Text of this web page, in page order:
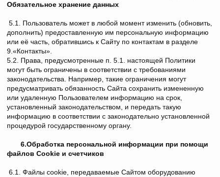
Обязательное хранение данных
5.1. Пользователь может в любой момент изменить (обновить,
дополнить) предоставленную им персональную информацию
или её часть, обратившись к Сайту по контактам в разделе
9.«Контакты».
5.2. Права, предусмотренные п. 5.1. настоящей Политики
могут быть ограничены в соответствии с требованиями
законодательства. Например, такие ограничения могут
предусматривать обязанность Сайта сохранить измененную
или удаленную Пользователем информацию на срок,
установленный законодательством, и передать такую
информацию в соответствии с законодательно установленной
процедурой государственному органу.
6.Обработка персональной информации при помощи
файлов Cookie и счетчиков
6.1. Файлы cookie, передаваемые Сайтом оборудованию